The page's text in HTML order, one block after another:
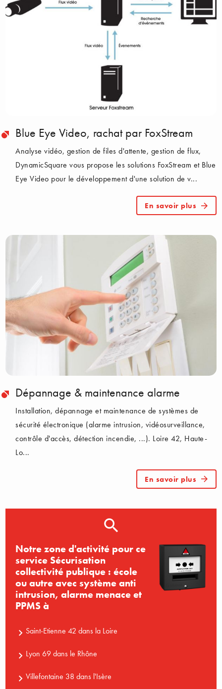
Blue Eye Video, rachat par FoxStream
Analyse vidéo, gestion de files d'attente, gestion de flux,
DynamicSquare vous propose les solutions FoxStream et Blue
Eye Video pour le développement d'une solution de v...
En savoir plus
Dépannage & maintenance alarme
Installation, dépannage et maintenance de systèmes de
sécurité électronique (alarme intrusion, vidéosurveillance,
contrôle d'accès, détection incendie, ...). Loire 42, Haute-
Lo...
En savoir plus
Notre zone d'activité pour ce
service Sécurisation
collectivité publique : école
ou autre avec système anti
intrusion, alarme menace et
PPMS à
Saint-Etienne 42 dans la Loire
Lyon 69 dans le Rhône
Villefontaine 38 dans l'Isère